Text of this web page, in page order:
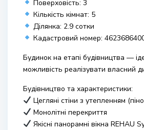
Поверховість: 3
Кількість кімнат: 5
Ділянка: 2.9 сотки
Кадастровий номер:
Будинок на етапі будівництва —
можливість реалізувати власний
Будівництво та характеристики:
Цегляні стіни з утепленням
Монолітні перекриття
Якісні панорамні вікна REHAU